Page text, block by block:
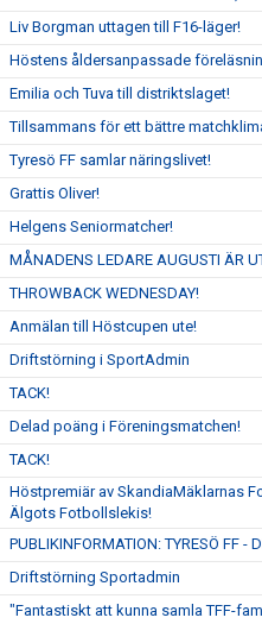
Liv Borgman uttagen till F16-läger!
Höstens åldersanpassade
Emilia och Tuva till distriktslaget!
Tillsammans för ett bättre
Tyresö FF samlar näringslivet!
Grattis Oliver!
Helgens Seniormatcher!
MÅNADENS LEDARE AUGUSTI ÄR
THROWBACK WEDNESDAY!
Anmälan till Höstcupen ute!
Driftstörning i SportAdmin
TACK!
Delad poäng i Föreningsmatchen!
TACK!
Höstpremiär av SkandiaMäklarnas
Älgots Fotbollslekis!
PUBLIKINFORMATION: TYRESÖ FF -
Driftstörning Sportadmin
"Fantastiskt att kunna samla TFF-